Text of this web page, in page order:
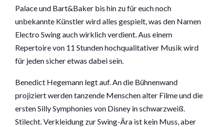
Palace und Bart&Baker bis hin zu für euch noch
unbekannte Künstler wird alles gespielt, was den Namen
Electro Swing auch wirklich verdient. Aus einem
Repertoire von 11 Stunden hochqualitativer Musik wird
für jeden sicher etwas dabei sein.
Benedict Hegemann legt auf. An die Bühnenwand
projiziert werden tanzende Menschen alter Filme und die
ersten Silly Symphonies von Disney in schwarzweiß.
Stilecht. Verkleidung zur Swing-Ära ist kein Muss, aber